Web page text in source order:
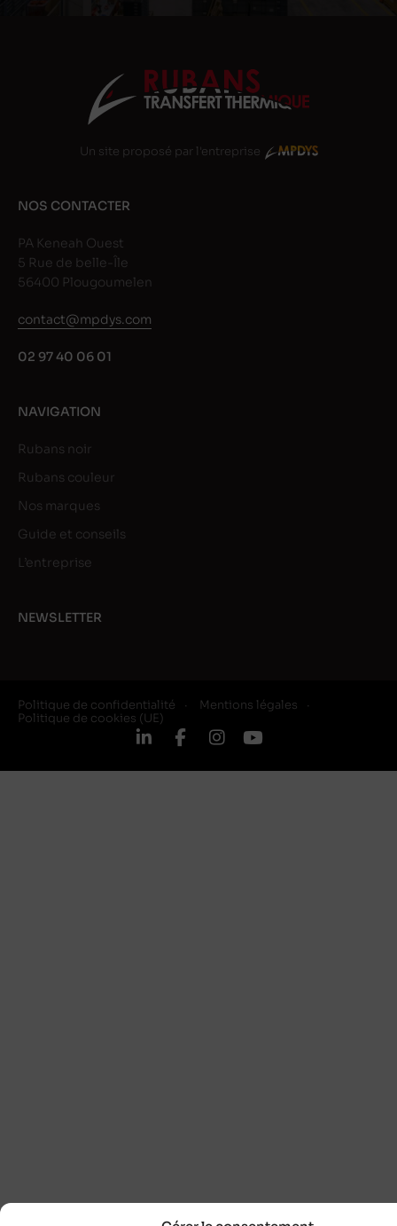
Un site proposé par l'entreprise
NOS CONTACTER
PA Keneah Ouest
5 Rue de belle-Île
56400 Plougoumelen
contact@mpdys.com
02 97 40 06 01
NAVIGATION
Rubans noir
Rubans couleur
Nos marques
Guide et conseils
L’entreprise
NEWSLETTER
Politique de confidentialité
Mentions légales
Politique de cookies (UE)